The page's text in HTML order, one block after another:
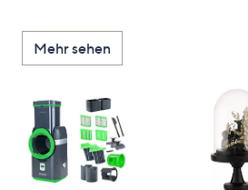
Mehr sehen